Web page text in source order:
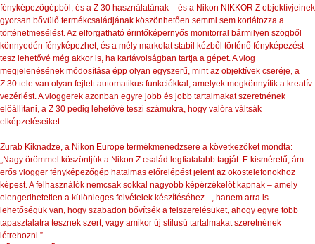
fényképezőgépből, és a Z 30 használatának – és a Nikon NIKKOR Z objektívjeinek
gyorsan bővülő termékcsaládjának köszönhetően semmi sem korlátozza a
történetmesélést. Az elforgatható érintőképernyős monitorral bármilyen szögből
könnyedén fényképezhet, és a mély markolat stabil kézből történő fényképezést
tesz lehetővé még akkor is, ha kartávolságban tartja a gépet. A vlog
megjelenésének módosítása épp olyan egyszerű, mint az objektívek cseréje, a
Z 30 tele van olyan fejlett automatikus funkciókkal, amelyek megkönnyítik a kreatív
vezérlést. A vloggerek azonban egyre jobb és jobb tartalmakat szeretnének
előállítani, a Z 30 pedig lehetővé teszi számukra, hogy valóra váltsák
elképzeléseiket.
Zurab Kiknadze, a Nikon Europe termékmenedzsere a következőket mondta:
„Nagy örömmel köszöntjük a Nikon Z család legfiatalabb tagját. E kisméretű, ám
erős vlogger fényképezőgép hatalmas előrelépést jelent az okostelefonokhoz
képest. A felhasználók nemcsak sokkal nagyobb képérzékelőt kapnak – amely
elengedhetetlen a különleges felvételek készítéséhez –, hanem arra is
lehetőségük van, hogy szabadon bővítsék a felszerelésüket, ahogy egyre több
tapasztalatra tesznek szert, vagy amikor új stílusú tartalmakat szeretnének
létrehozni.”